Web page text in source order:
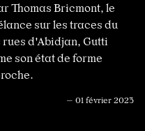
Thomas Bricmont, le
sur les traces du
d'Abidjan, Gutti
son état de forme
— 01 février 2023